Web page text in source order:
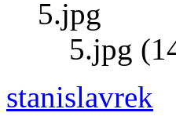
5.jpg
stanislavrek